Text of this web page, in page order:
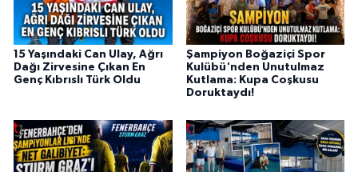
15 Yaşındaki Can Ulay, Ağrı
Dağı Zirvesine Çıkan En
Genç Kıbrıslı Türk Oldu
Şampiyon Boğaziçi Spor
Kulübü'nden Unutulmaz
Kutlama: Kupa Coşkusu
Doruktaydı!